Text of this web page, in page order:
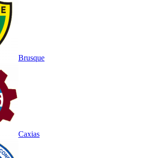
Brusque
Caxias